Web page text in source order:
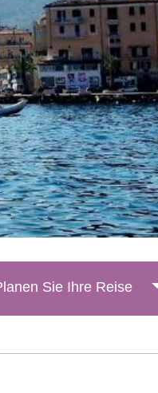
Sie Ihre Reise